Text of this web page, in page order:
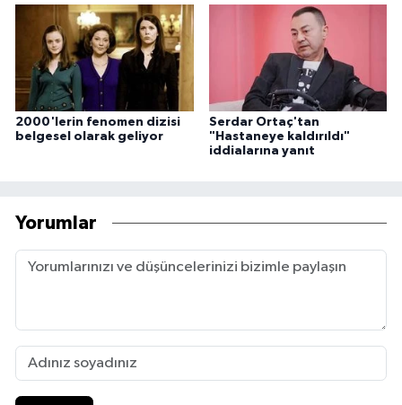
2000'lerin fenomen dizisi
belgesel olarak geliyor
Serdar Ortaç'tan
"Hastaneye kaldırıldı"
iddialarına yanıt
Yorumlar